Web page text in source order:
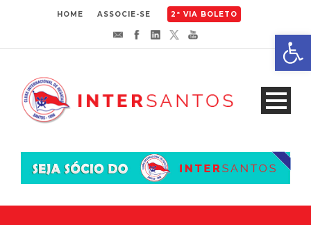
HOME ASSOCIE-SE 2ª VIA BOLETO
Abrir